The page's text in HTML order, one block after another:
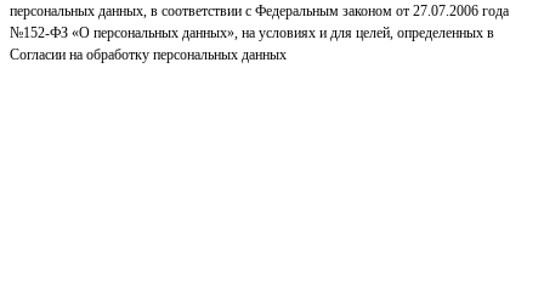
персональных данных, в соответствии с Федеральным законом от 27.07.2006 года
№152-ФЗ «О персональных данных», на условиях и для целей, определенных в
Согласии на обработку персональных данных